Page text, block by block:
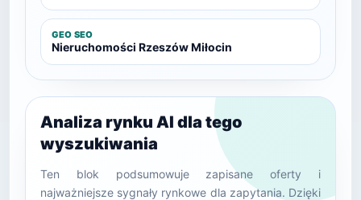
GEO SEO
Nieruchomości Rzeszów Miłocin
Analiza rynku AI dla tego
wyszukiwania
Ten blok podsumowuje zapisane oferty i
najważniejsze sygnały rynkowe dla zapytania. Dzięki